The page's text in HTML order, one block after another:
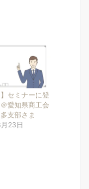
】セミナーに登
愛知県商工会
支部さま
23日